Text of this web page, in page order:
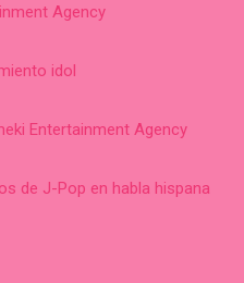
Agency
idol
Entertainment Agency
de J-Pop en habla hispana